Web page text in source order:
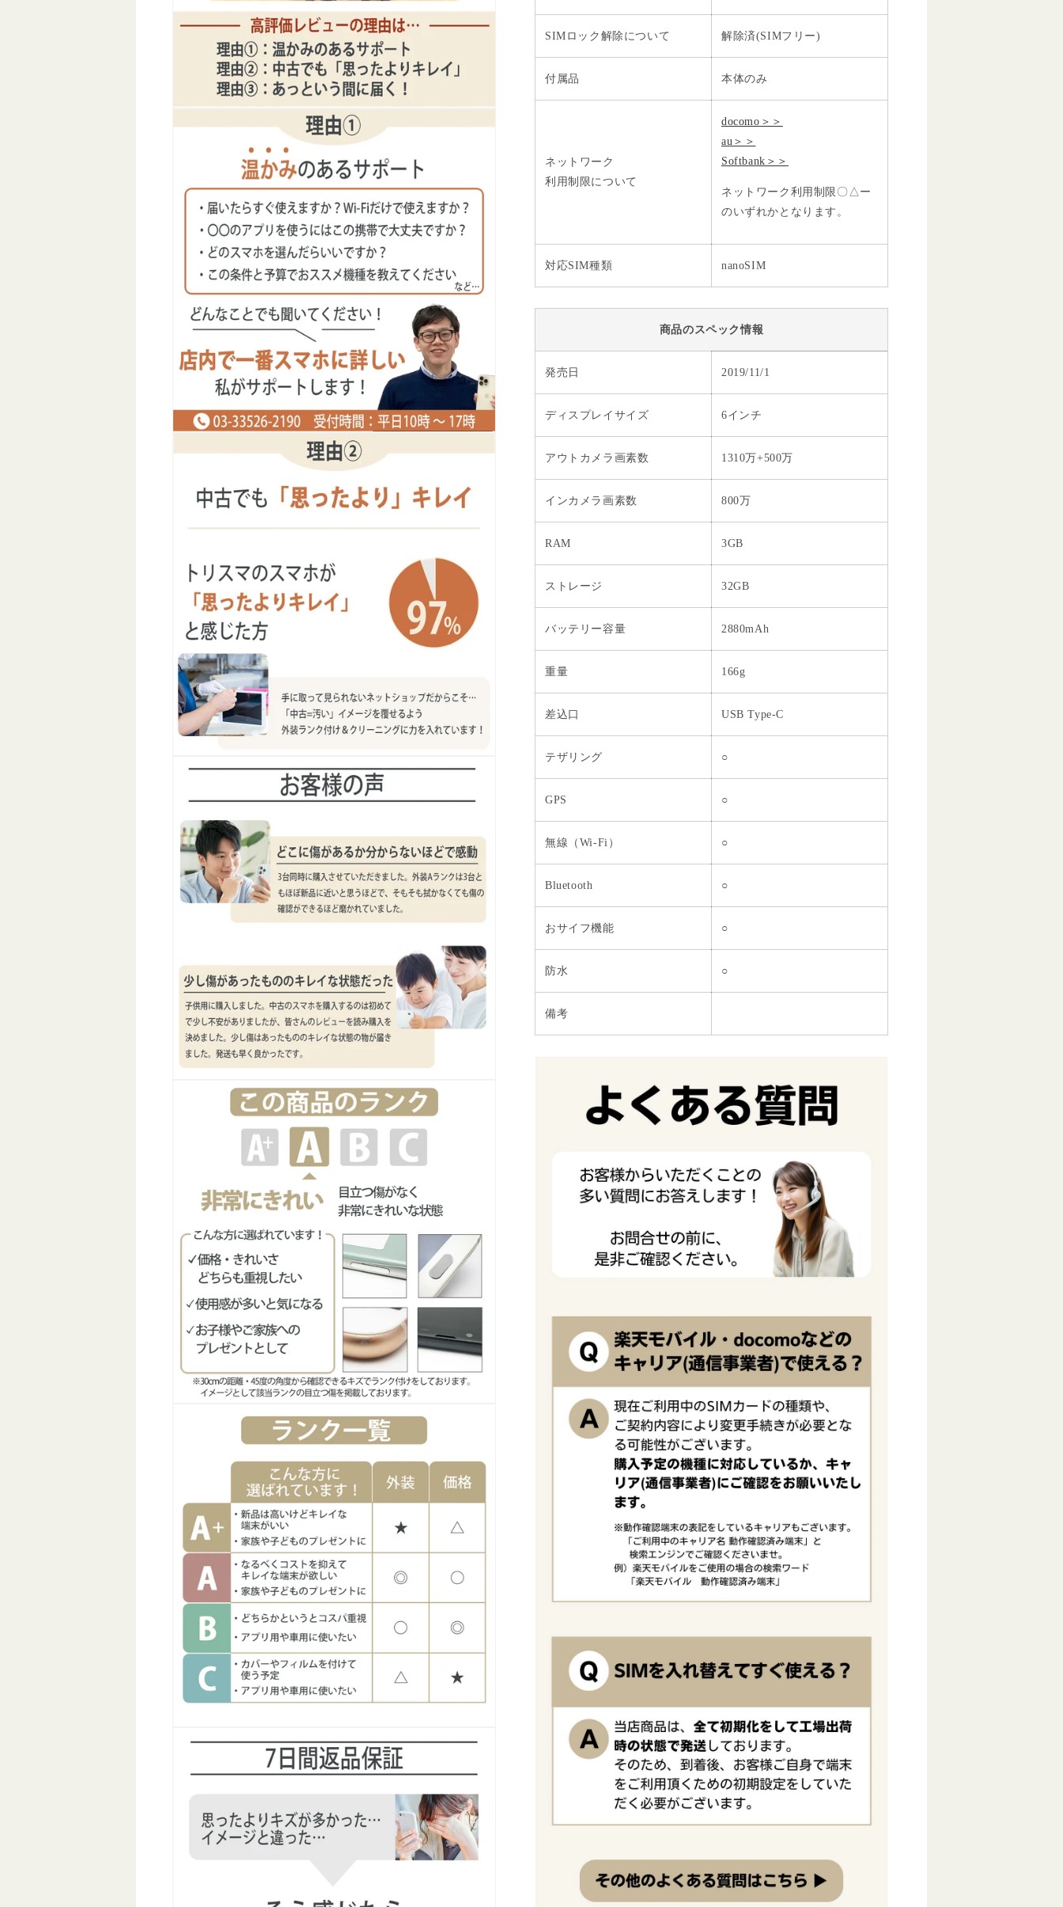
SIMロック解除について 解除済(SIMフリー)
付属品 本体のみ
ネットワーク
利用制限について
docomo＞＞
au＞＞
Softbank＞＞
ネットワーク利用制限〇△ー
のいずれかとなります。
対応SIM種類 nanoSIM
商品のスペック情報
発売日 2019/11/1
ディスプレイサイズ 6インチ
アウトカメラ画素数 1310万+500万
インカメラ画素数 800万
RAM 3GB
ストレージ 32GB
バッテリー容量 2880mAh
重量 166g
差込口 USB Type-C
テザリング ○
GPS ○
無線（Wi-Fi） ○
Bluetooth ○
おサイフ機能 ○
防水 ○
備考